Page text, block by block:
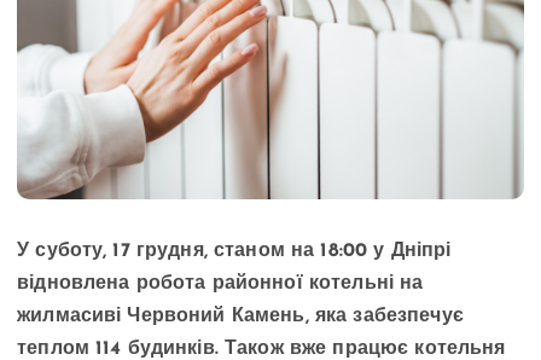
У суботу, 17 грудня, станом на 18:00 у Дніпрі
відновлена робота районної котельні на
жилмасиві Червоний Камень, яка забезпечує
теплом 114 будинків.
Також вже працює котельня